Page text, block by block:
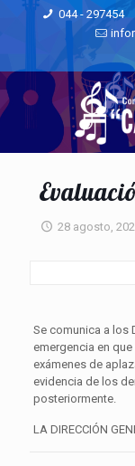
044 - 297454
28 agosto,
Se comunica a los
emergencia en
exámenes de
evidencia de los
posteriormente.
LA DIRECCIÓN